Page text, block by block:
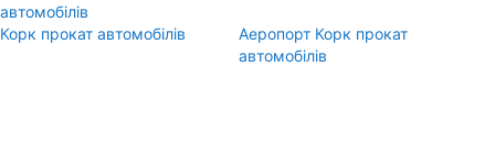
автомобілів
Корк прокат автомобілів
Аеропорт Корк прокат
автомобілів